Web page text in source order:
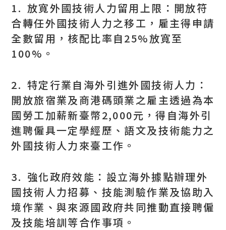
1. 放寬外國技術人力留用上限：開放符
合轉任外國技術人力之移工，雇主得申請
全數留用，核配比率自25%放寬至
100%。
2. 特定行業自海外引進外國技術人力：
開放旅宿業及商港碼頭業之雇主透過為本
國勞工加薪新臺幣2,000元，得自海外引
進聘僱具一定學經歷、語文及技術能力之
外國技術人力來臺工作。
3. 強化政府效能：設立海外據點辦理外
國技術人力招募、技能測驗作業及協助入
境作業、與來源國政府共同推動直接聘僱
及技能培訓等合作事項。